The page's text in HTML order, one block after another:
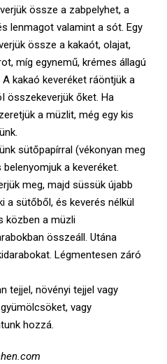
össze a zabpelyhet, a
lenmagot valamint a sót. Egy
össze a kakaót, olajat,
míg egynemű, krémes állagú
kakaó keveréket ráöntjük a
összekeverjük őket. Ha
a müzlit, még egy kis
sütőpapírral (vékonyan meg
a keveréket.
meg, majd süssük újabb
a sütőből, és keverés nélkül
közben a müzli
összeáll. Utána
Légmentesen záró
tejjel, növényi tejjel vagy
vagy
hozzá.